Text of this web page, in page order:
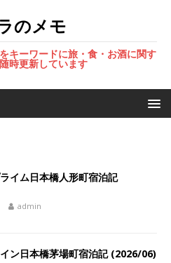
のメモ
キーワードに旅・食・お酒に関す
時更新しています
イム日本橋人形町宿泊記
admin
ン日本橋茅場町宿泊記 (2026/06)